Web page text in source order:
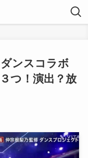
ダンスコラボ
つ！演出？放